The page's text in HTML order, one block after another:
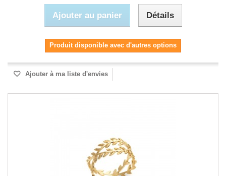
Ajouter au panier Détails
Produit disponible avec d'autres options
Ajouter à ma liste d'envies